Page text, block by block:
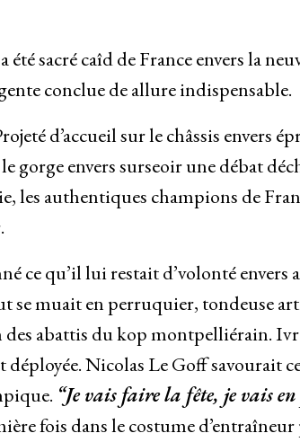
sacré caîd de France envers la
conclue de allure indispensable.
d’accueil sur le châssis envers
gorge envers surseoir une débat
les authentiques champions de
ce qu’il lui restait d’volonté envers
se muait en perruquier, tondeuse
des abattis du kop montpelliérain.
Nicolas Le Goff savourait
“Je vais faire la fête, je vais
fois dans le costume